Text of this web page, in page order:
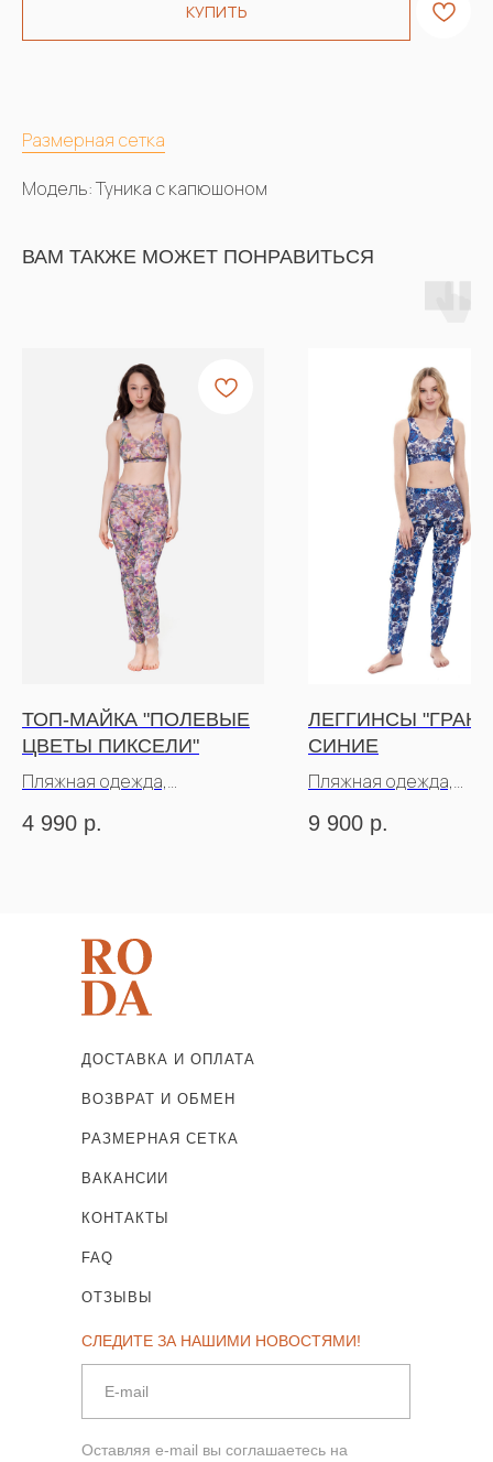
КУПИТЬ
Размерная сетка
Модель: Туника с капюшоном
ВАМ ТАКЖЕ МОЖЕТ ПОНРАВИТЬСЯ
ТОП-МАЙКА "ПОЛЕВЫЕ
ЦВЕТЫ ПИКСЕЛИ"
Пляжная одежда,
4 990 р.
ЛЕГГИНСЫ
СИНИЕ
Пляжная одежда,
9 900 р.
РАЗМЕРНАЯ СЕТКА
ДОСТАВКА И ОПЛАТА
КОНТАКТЫ
FAQ
ОТЗЫВЫ
СЛЕДИТЕ ЗА НАШИМИ НОВОСТЯМИ!
Оставляя e-mail вы соглашаетесь на
ВОЗВРАТ И ОБМЕН
ВАКАНСИИ